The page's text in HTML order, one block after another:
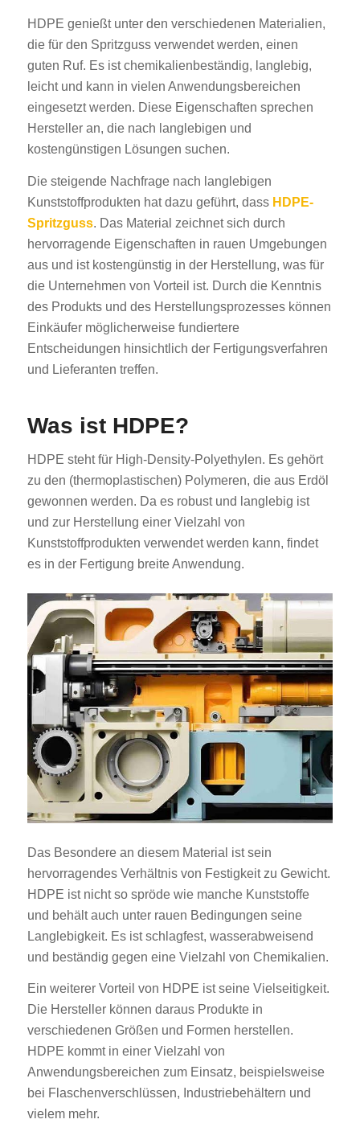
HDPE genießt unter den verschiedenen Materialien,
die für den Spritzguss verwendet werden, einen
guten Ruf. Es ist chemikalienbeständig, langlebig,
leicht und kann in vielen Anwendungsbereichen
eingesetzt werden. Diese Eigenschaften sprechen
Hersteller an, die nach langlebigen und
kostengünstigen Lösungen suchen.
Die steigende Nachfrage nach langlebigen
Kunststoffprodukten hat dazu geführt, dass HDPE-
Spritzguss. Das Material zeichnet sich durch
hervorragende Eigenschaften in rauen Umgebungen
aus und ist kostengünstig in der Herstellung, was für
die Unternehmen von Vorteil ist. Durch die Kenntnis
des Produkts und des Herstellungsprozesses können
Einkäufer möglicherweise fundiertere
Entscheidungen hinsichtlich der Fertigungsverfahren
und Lieferanten treffen.
Was ist HDPE?
HDPE steht für High-Density-Polyethylen. Es gehört
zu den (thermoplastischen) Polymeren, die aus Erdöl
gewonnen werden. Da es robust und langlebig ist
und zur Herstellung einer Vielzahl von
Kunststoffprodukten verwendet werden kann, findet
es in der Fertigung breite Anwendung.
Das Besondere an diesem Material ist sein
hervorragendes Verhältnis von Festigkeit zu Gewicht.
HDPE ist nicht so spröde wie manche Kunststoffe
und behält auch unter rauen Bedingungen seine
Langlebigkeit. Es ist schlagfest, wasserabweisend
und beständig gegen eine Vielzahl von Chemikalien.
Ein weiterer Vorteil von HDPE ist seine Vielseitigkeit.
Die Hersteller können daraus Produkte in
verschiedenen Größen und Formen herstellen.
HDPE kommt in einer Vielzahl von
Anwendungsbereichen zum Einsatz, beispielsweise
bei Flaschenverschlüssen, Industriebehältern und
vielem mehr.